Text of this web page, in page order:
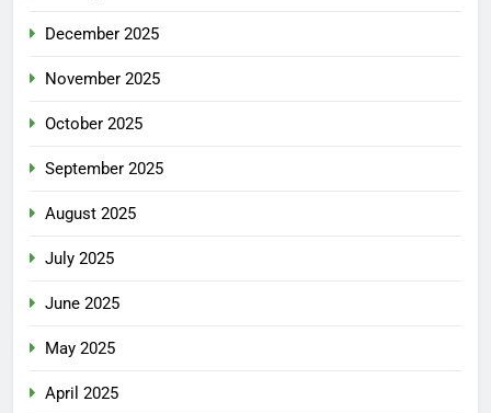
December 2025
November 2025
October 2025
September 2025
August 2025
July 2025
June 2025
May 2025
April 2025